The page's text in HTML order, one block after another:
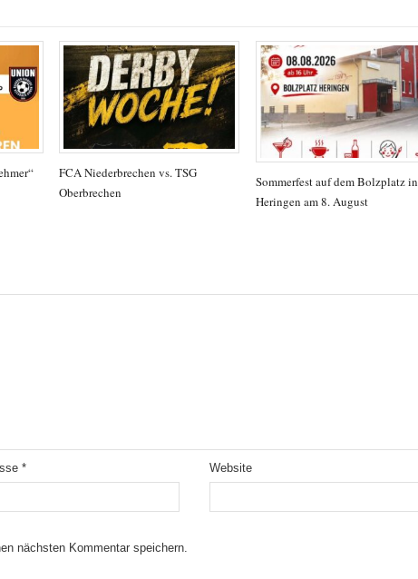
FCA Niederbrechen vs. TSG
Oberbrechen
Sommerfest auf dem Bolzplatz in
Heringen am 8. August
* Website
nächsten Kommentar speichern.